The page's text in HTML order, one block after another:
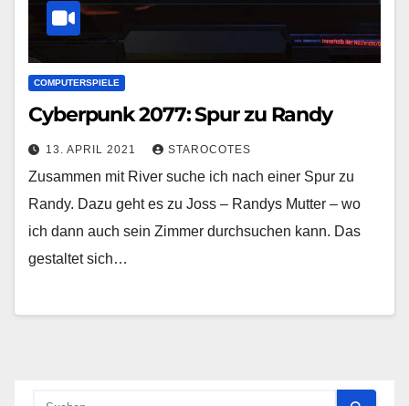
COMPUTERSPIELE
Cyberpunk 2077: Spur zu Randy
13. APRIL 2021 STAROCOTES
Zusammen mit River suche ich nach einer Spur zu
Randy. Dazu geht es zu Joss – Randys Mutter – wo
ich dann auch sein Zimmer durchsuchen kann. Das
gestaltet sich…